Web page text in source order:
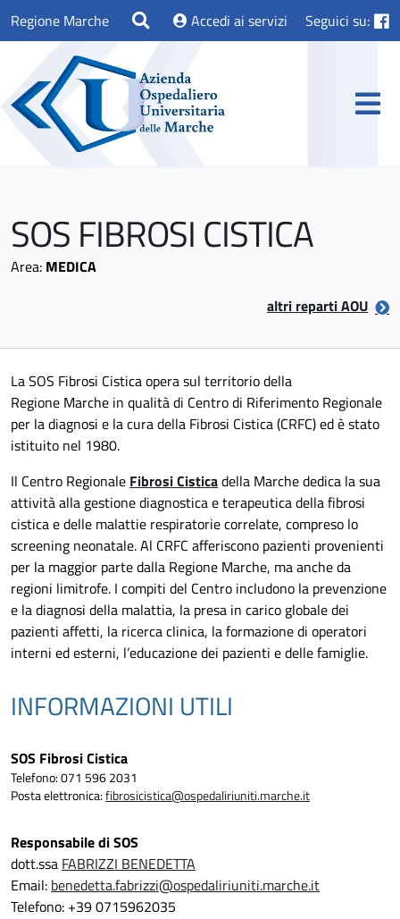
Regione Marche Accedi ai servizi Seguici su:
SOS FIBROSI CISTICA
Area: MEDICA
altri reparti AOU
La SOS Fibrosi Cistica opera sul territorio della
Regione Marche in qualità di Centro di Riferimento Regionale
per la diagnosi e la cura della Fibrosi Cistica (CRFC) ed è stato
istituito nel 1980.
Il Centro Regionale Fibrosi Cisticadella Marche dedica la sua
attività alla gestione diagnostica e terapeutica della fibrosi
cistica e delle malattie respiratorie correlate, compreso lo
screening neonatale. Al CRFC afferiscono pazienti provenienti
per la maggior parte dalla Regione Marche, ma anche da
regioni limitrofe. I compiti del Centro includono la prevenzione
e la diagnosi della malattia, la presa in carico globale dei
pazienti affetti, la ricerca clinica, la formazione di operatori
interni ed esterni, l’educazione dei pazienti e delle famiglie.
INFORMAZIONI UTILI
SOS Fibrosi Cistica
Telefono: 071 596 2031
Posta elettronica:fibrosicistica@ospedaliriuniti.marche.it
Responsabile di SOS
dott.ssa FABRIZZI BENEDETTA
Email: benedetta.fabrizzi@ospedaliriuniti.marche.it
Telefono: +39 0715962035